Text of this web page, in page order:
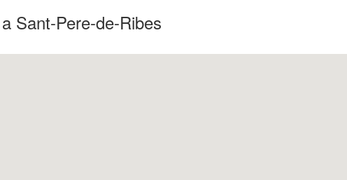
Sant-Pere-de-Ribes